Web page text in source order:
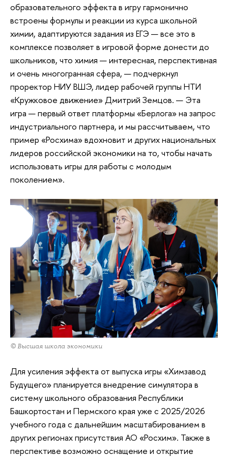
образовательного эффекта в игру гармонично
встроены формулы и реакции из курса школьной
химии, адаптируются задания из ЕГЭ — все это в
комплексе позволяет в игровой форме донести до
школьников, что химия — интересная, перспективная
и очень многогранная сфера, — подчеркнул
проректор НИУ ВШЭ, лидер рабочей группы НТИ
«Кружковое движение» Дмитрий Земцов. — Эта
игра — первый ответ платформы «Берлога» на запрос
индустриального партнера, и мы рассчитываем, что
пример «Росхима» вдохновит и других национальных
лидеров российской экономики на то, чтобы начать
использовать игры для работы с молодым
поколением».
© Высшая школа экономики
Для усиления эффекта от выпуска игры «Химзавод
Будущего» планируется внедрение симулятора в
систему школьного образования Республики
Башкортостан и Пермского края уже с 2025/2026
учебного года с дальнейшим масштабированием в
других регионах присутствия АО «Росхим». Также в
перспективе возможно оснащение и открытие